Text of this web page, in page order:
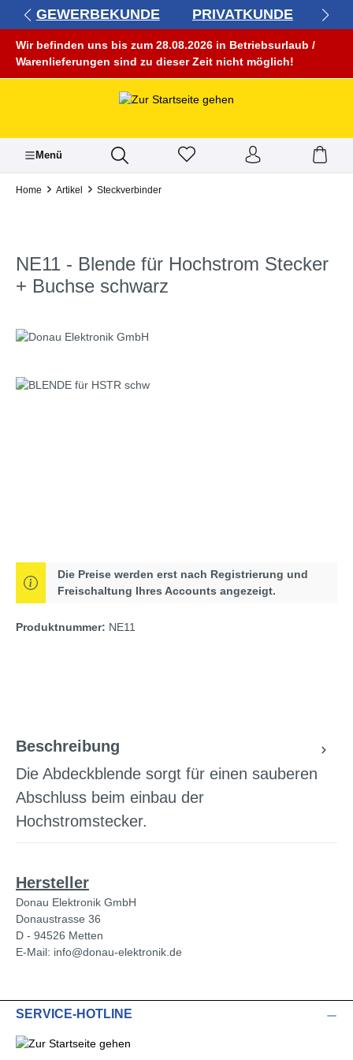
springen
GEWERBEKUNDE PRIVATKUNDE
Wir befinden uns bis zum 28.08.2026 in Betriebsurlaub /
Warenlieferungen sind zu dieser Zeit nicht möglich!
Menü
Home Artikel Steckverbinder
NE11 - Blende für Hochstrom Stecker
+ Buchse schwarz
Bildergalerie überspringen
Die Preise werden erst nach Registrierung und
Freischaltung Ihres Accounts angezeigt.
Produktnummer: NE11
Beschreibung
Die Abdeckblende sorgt für einen sauberen
Abschluss beim einbau der
Hochstromstecker.
Hersteller
Donau Elektronik GmbH
Donaustrasse 36
D - 94526 Metten
E-Mail: info@donau-elektronik.de
SERVICE-HOTLINE